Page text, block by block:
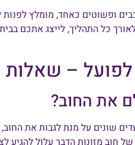
ופשוטים כאחד, מומלץ לפנות
כל התהליך, לייצג אתכם
– שאלות
את החוב?
שונים על מנת לגבות את החוב,
חוב מזונות הדבר עלול להגיע